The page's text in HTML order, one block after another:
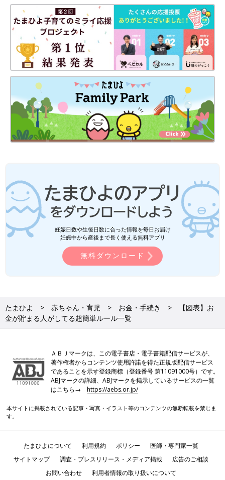
妊娠日数や生後日数に合った情報を毎日お届け
妊娠中から産後まで長く使える無料アプリ
無料ダウンロード
たまひよ 赤ちゃん・育児 お金・手続き
【図表】お
金が貯まる人がしてる超簡単ルール一覧
ＡＢＪマークは、この電子書店・電子書籍配信サービスが、
著作権者からコンテンツ使用許諾を得た正規版配信サービス
であることを示す登録商標（登録番号 第11091000号）です。
ABJマークの詳細、ABJマークを掲示しているサービスの一覧
はこちら→https://aebs.or.jp/
本サイトに掲載されている記事・写真・イラスト等のコンテンツの無断転載を禁じま
す。
たまひよについて 利用規約 ポリシー
医師・専門家一覧
サイトマップ
調査・プレスリリース・メディア掲載
広告のご相談
お問い合わせ
利用者情報の取り扱いについて